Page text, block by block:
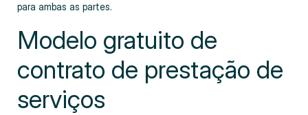
para ambas as partes.
Modelo gratuito de
contrato de prestação de
serviços